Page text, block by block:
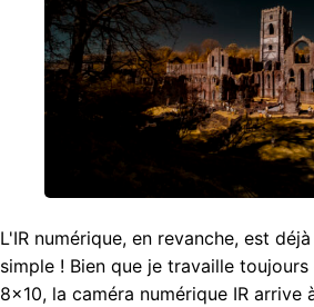
L'IR numérique, en revanche, est
simple ! Bien que je travaille
8×10, la caméra numérique IR arrive